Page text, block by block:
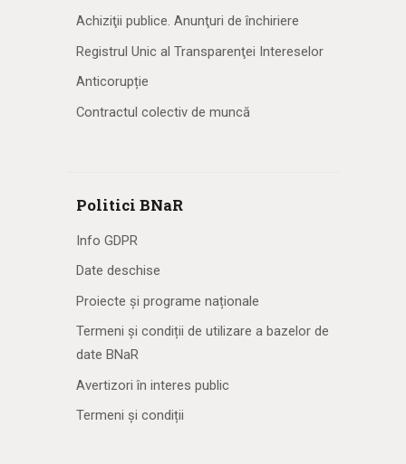
Achiziţii publice. Anunţuri de închiriere
Registrul Unic al Transparenţei Intereselor
Anticorupție
Contractul colectiv de muncă
Politici BNaR
Info GDPR
Date deschise
Proiecte și programe naționale
Termeni și condiții de utilizare a bazelor de
date BNaR
Avertizori în interes public
Termeni și condiții